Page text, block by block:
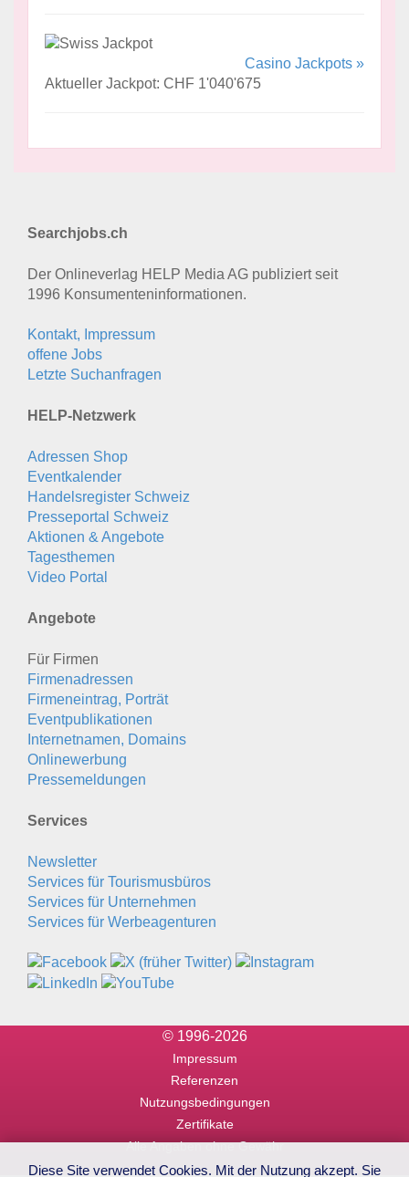
Casino Jackpots »
Aktueller Jackpot: CHF 1'040'675
Searchjobs.ch
Der Onlineverlag HELP Media AG publiziert seit
1996 Konsumenten­informationen.
Kontakt, Impressum
offene Jobs
Letzte Suchanfragen
HELP-Netzwerk
Adressen Shop
Eventkalender
Handelsregister Schweiz
Presseportal Schweiz
Aktionen & Angebote
Tagesthemen
Video Portal
Angebote
Für Firmen
Firmenadressen
Firmeneintrag, Porträt
Eventpublikationen
Internetnamen, Domains
Onlinewerbung
Pressemeldungen
Services
Newsletter
Services für Tourismusbüros
Services für Unternehmen
Services für Werbeagenturen
© 1996-2026
Impressum
Referenzen
Nutzungsbedingungen
Zertifikate
Alle Angaben ohne Gewähr
Diese Site verwendet Cookies. Mit der Nutzung akzept. Sie